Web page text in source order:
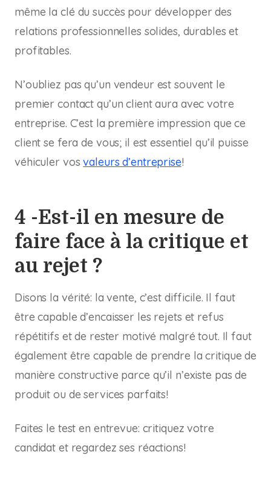
même la clé du succès pour développer des
relations professionnelles solides, durables et
profitables.
N’oubliez pas qu’un vendeur est souvent le
premier contact qu’un client aura avec votre
entreprise. C’est la première impression que ce
client se fera de vous; il est essentiel qu’il puisse
véhiculer vosvaleurs d’entreprise!
4 -Est-il en mesure de
faire face à la critique et
au rejet ?
Disons la vérité: la vente, c’est difficile. Il faut
être capable d’encaisser les rejets et refus
répétitifs et de rester motivé malgré tout. Il faut
également être capable de prendre la critique de
manière constructive parce qu’il n’existe pas de
produit ou de services parfaits!
Faites le test en entrevue: critiquez votre
candidat et regardez ses réactions!